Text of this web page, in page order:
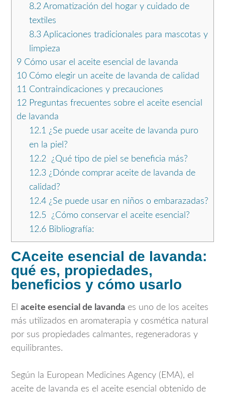
8.2 Aromatización del hogar y cuidado de
textiles
8.3Aplicaciones tradicionales para mascotas y
limpieza
9 Cómo usar el aceite esencial de lavanda
10 Cómo elegir un aceite de lavanda de calidad
11 Contraindicaciones y precauciones
12 Preguntas frecuentes sobre el aceite esencial
de lavanda
12.1 ¿Se puede usar aceite de lavanda puro
en la piel?
12.2 ¿Qué tipo de piel se beneficia más?
12.3¿Dónde comprar aceite de lavanda de
calidad?
12.4¿Se puede usar en niños o embarazadas?
12.5 ¿Cómo conservar el aceite esencial?
12.6Bibliografía:
CAceite esencial de lavanda:
qué es, propiedades,
beneficios y cómo usarlo
El aceite esencial de lavanda es uno de los aceites
más utilizados en aromaterapia y cosmética natural
por sus propiedades calmantes, regeneradoras y
equilibrantes.
Según la European Medicines Agency (EMA), el
aceite de lavanda es el aceite esencial obtenido de